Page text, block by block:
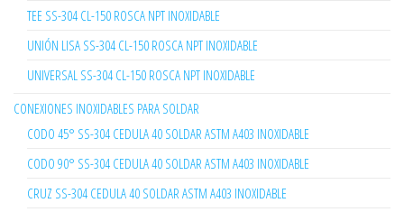
TEE SS-304 CL-150 ROSCA NPT INOXIDABLE
UNIÓN LISA SS-304 CL-150 ROSCA NPT INOXIDABLE
UNIVERSAL SS-304 CL-150 ROSCA NPT INOXIDABLE
CONEXIONES INOXIDABLES PARA SOLDAR
CODO 45° SS-304 CEDULA 40 SOLDAR ASTM A403 INOXIDABLE
CODO 90° SS-304 CEDULA 40 SOLDAR ASTM A403 INOXIDABLE
CRUZ SS-304 CEDULA 40 SOLDAR ASTM A403 INOXIDABLE